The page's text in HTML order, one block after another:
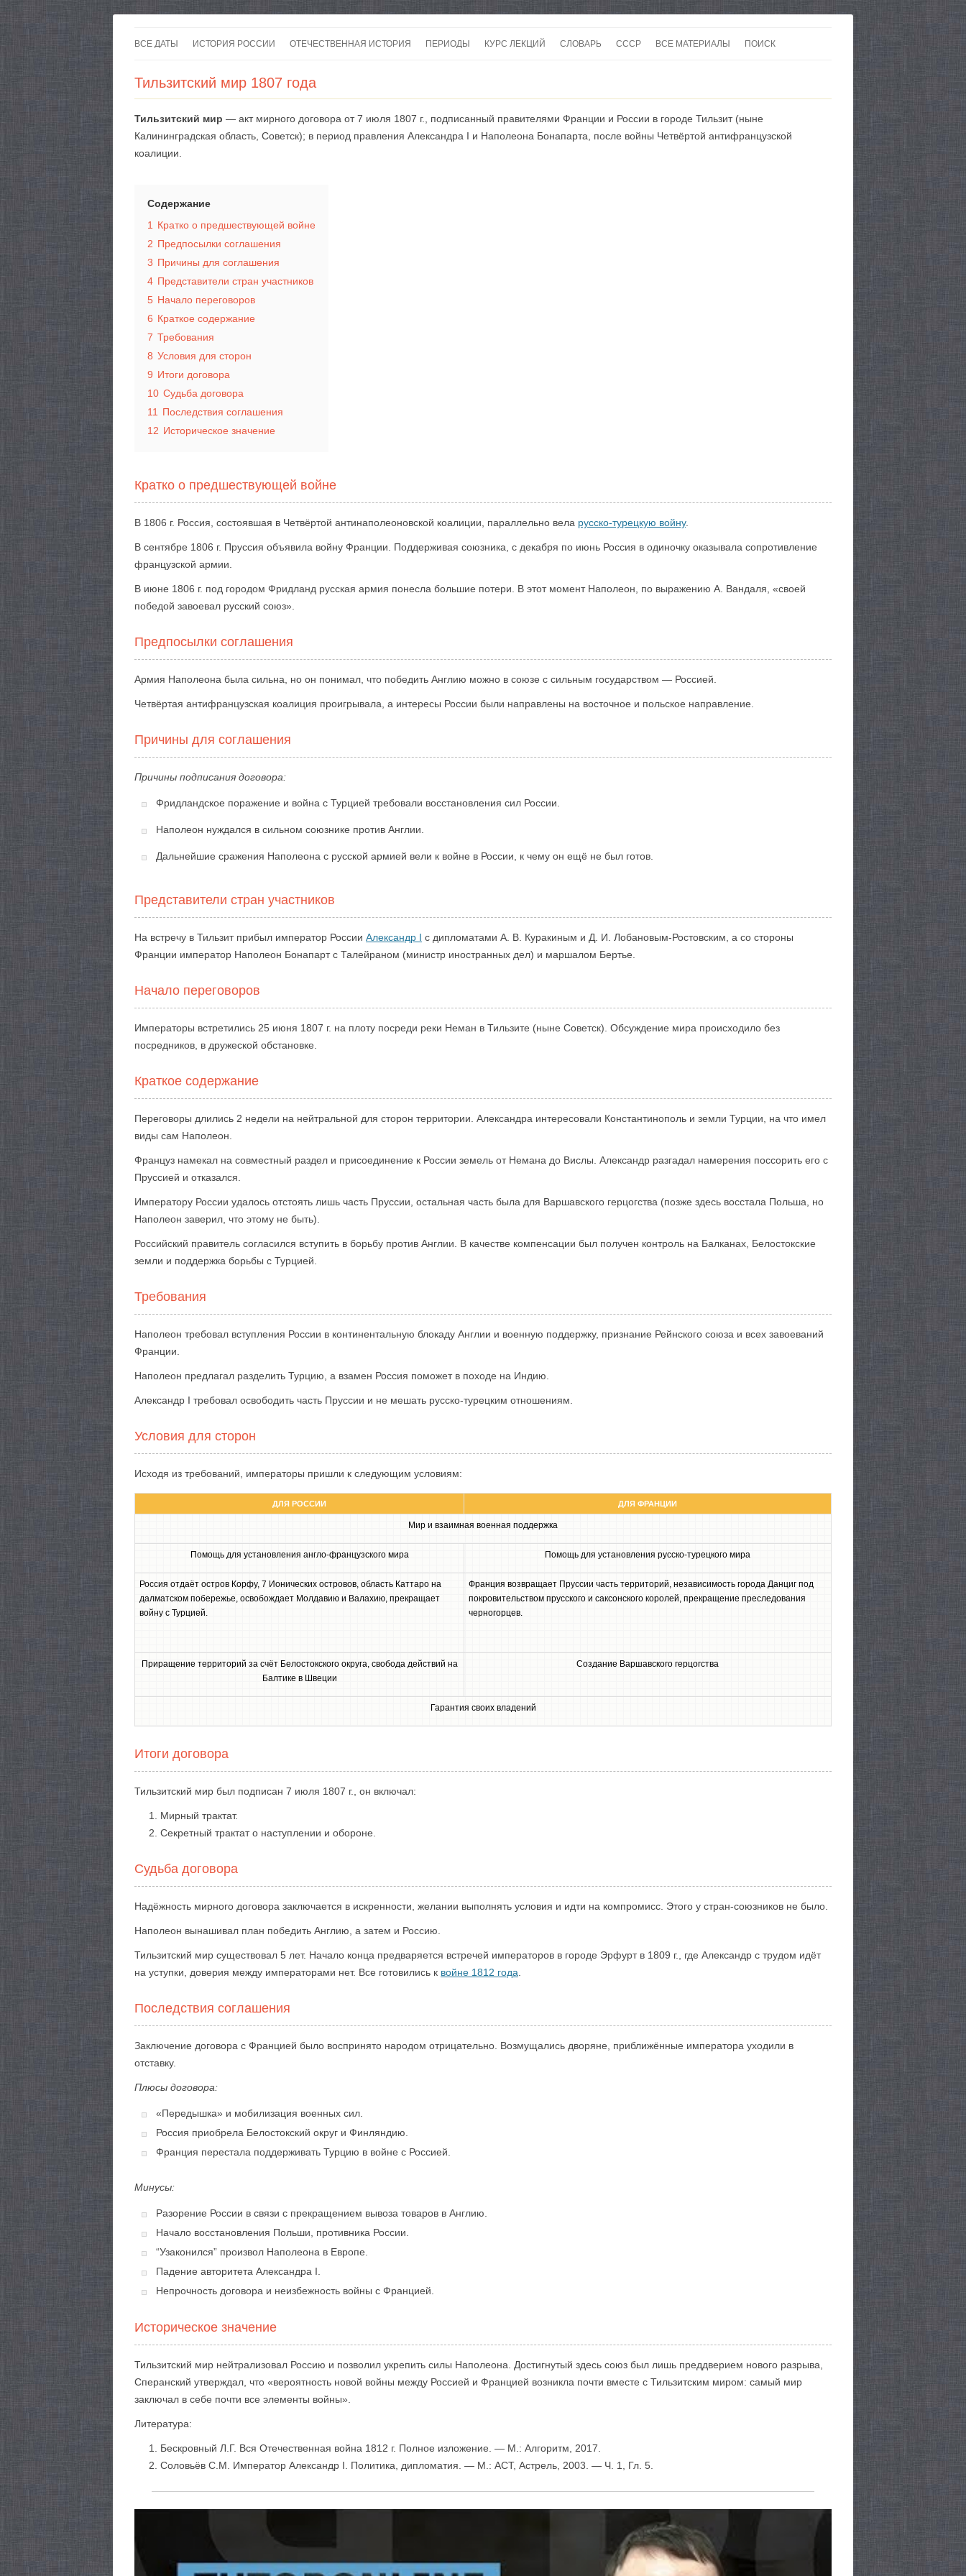
к
ВСЕ ДАТЫ ИСТОРИЯ РОССИИ ОТЕЧЕСТВЕННАЯ ИСТОРИЯ ПЕРИОДЫ КУРС ЛЕКЦИЙ СЛОВАРЬ СССР
ВОЙНЫ
ВСЕ МАТЕРИАЛЫ
КАРТЫ
ПОИСК
Тильзитский мир 1807 года
Тильзитский мир — акт мирного договора от 7 июля 1807 г., подписанный правителями Франции и России в городе Тильзит (ныне
Калининградская область, Советск); в период правления Александра I и Наполеона Бонапарта, после войны Четвёртой антифранцузской
коалиции.
Содержание
1
Кратко о предшествующей войне
2 Предпосылки соглашения
3 Причины для соглашения
4 Представители стран участников
5 Начало переговоров
6 Краткое содержание
7 Требования
8 Условия для сторон
9 Итоги договора
10 Судьба договора
11
Последствия соглашения
12 Историческое значение
Кратко о предшествующей войне
В 1806 г. Россия, состоявшая в Четвёртой антинаполеоновской коалиции, параллельно вела русско-турецкую войну.
В сентябре 1806 г. Пруссия объявила войну Франции. Поддерживая союзника, с декабря по июнь Россия в одиночку оказывала сопротивление
французской армии.
В июне 1806 г. под городом Фридланд русская армия понесла большие потери. В этот момент Наполеон, по выражению А. Вандаля, «своей
победой завоевал русский союз».
Предпосылки соглашения
Армия Наполеона была сильна, но он понимал, что победить Англию можно в союзе с сильным государством — Россией.
Четвёртая антифранцузская коалиция проигрывала, а интересы России были направлены на восточное и польское направление.
Причины для соглашения
Причины подписания договора:
Фридландское поражение и война с Турцией требовали восстановления сил России.
Наполеон нуждался в сильном союзнике против Англии.
Дальнейшие сражения Наполеона с русской армией вели к войне в России, к чему он ещё не был готов.
Представители стран участников
На встречу в Тильзит прибыл император России Александр I c дипломатами А. В. Куракиным и Д. И. Лобановым-Ростовским, а со стороны
Франции император Наполеон Бонапарт с Талейраном (министр иностранных дел) и маршалом Бертье.
Начало переговоров
Императоры встретились 25 июня 1807 г. на плоту посреди реки Неман в Тильзите (ныне Советск). Обсуждение мира происходило без
посредников, в дружеской обстановке.
Краткое содержание
Переговоры длились 2 недели на нейтральной для сторон территории. Александра интересовали Константинополь и земли Турции, на что имел
виды сам Наполеон.
Француз намекал на совместный раздел и присоединение к России земель от Немана до Вислы. Александр разгадал намерения поссорить его с
Пруссией и отказался.
Императору России удалось отстоять лишь часть Пруссии, остальная часть была для Варшавского герцогства (позже здесь восстала Польша, но
Наполеон заверил, что этому не быть).
Российский правитель согласился вступить в борьбу против Англии. В качестве компенсации был получен контроль на Балканах, Белостокские
земли и поддержка борьбы с Турцией.
Требования
Наполеон требовал вступления России в континентальную блокаду Англии и военную поддержку, признание Рейнского союза и всех завоеваний
Франции.
Наполеон предлагал разделить Турцию, а взамен Россия поможет в походе на Индию.
Александр I требовал освободить часть Пруссии и не мешать русско-турецким отношениям.
Условия для сторон
Исходя из требований, императоры пришли к следующим условиям:
ДЛЯ РОССИИ ДЛЯ ФРАНЦИИ
Мир и взаимная военная поддержка
Помощь для установления англо-французского мира Помощь для установления русско-турецкого мира
Россия отдаёт остров Корфу, 7 Ионических островов, область Каттаро на
далматском побережье, освобождает Молдавию и Валахию, прекращает
войну с Турцией.
Франция возвращает Пруссии часть территорий, независимость города Данциг под
покровительством прусского и саксонского королей, прекращение преследования
черногорцев.
Приращение территорий за счёт Белостокского округа, свобода действий на
Балтике в Швеции
Создание Варшавского герцогства
Гарантия своих владений
Итоги договора
Тильзитский мир был подписан 7 июля 1807 г., он включал:
Мирный трактат.
Секретный трактат о наступлении и обороне.
Судьба договора
Надёжность мирного договора заключается в искренности, желании выполнять условия и идти на компромисс. Этого у стран-союзников не было.
Наполеон вынашивал план победить Англию, а затем и Россию.
Тильзитский мир существовал 5 лет. Начало конца предваряется встречей императоров в городе Эрфурт в 1809 г., где Александр с трудом идёт
на уступки, доверия между императорами нет. Все готовились к войне 1812 года
Последствия соглашения
Заключение договора с Францией было воспринято народом отрицательно. Возмущались дворяне, приближённые императора уходили в
отставку.
Плюсы договора:
«Передышка» и мобилизация военных сил.
Россия приобрела Белостокский округ и Финляндию.
Франция перестала поддерживать Турцию в войне с Россией.
Минусы:
Разорение России в связи с прекращением вывоза товаров в Англию.
Начало восстановления Польши, противника России.
“Узаконился” произвол Наполеона в Европе.
Падение авторитета Александра I.
Непрочность договора и неизбежность войны с Францией.
Историческое значение
Тильзитский мир нейтрализовал Россию и позволил укрепить силы Наполеона. Достигнутый здесь союз был лишь преддверием нового разрыва,
Сперанский утверждал, что «вероятность новой войны между Россией и Францией возникла почти вместе с Тильзитским миром: самый мир
заключал в себе почти все элементы войны».
Литература:
Бескровный Л.Г. Вся Отечественная война 1812 г. Полное изложение. — М.: Алгоритм, 2017.
Соловьёв С.М. Император Александр I. Политика, дипломатия. — М.: АСТ, Астрель, 2003. — Ч. 1, Гл. 5.